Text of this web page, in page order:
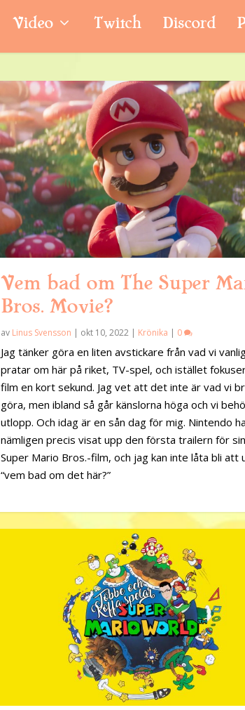
Video Twitch Discord
Vem bad om The Super
Bros. Movie?
av Linus Svensson | okt 10, 2022| Krönika | 0
Jag tänker göra en liten avstickare från vad vi
pratar om här på riket, TV-spel, och istället
film en kort sekund. Jag vet att det inte är vad vi
göra, men ibland så går känslorna höga och vi
utlopp. Och idag är en sån dag för mig. Nintendo
nämligen precis visat upp den första trailern för
Super Mario Bros.-film, och jag kan inte låta bli att
“vem bad om det här?”